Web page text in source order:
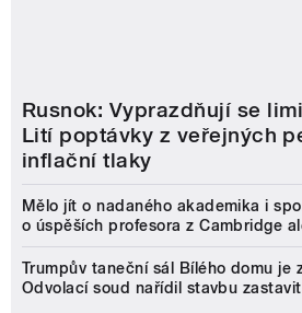
Rusnok: Vyprazdňují se
Lití poptávky z veřejných
inflační tlaky
Mělo jít o nadaného akademika i
o úspěších profesora z Cambridge
Trumpův taneční sál Bílého domu je
Odvolací soud nařídil stavbu zastavit